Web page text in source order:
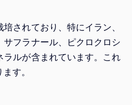
されており、特にイラン、
フラナール、ピクロクロシ
ルが含まれています。これ
す。